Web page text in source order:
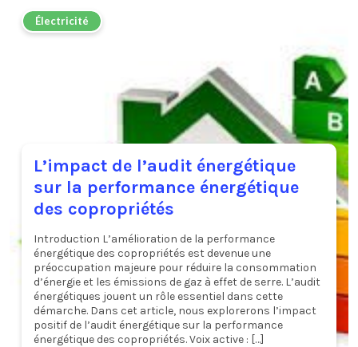
Électricité
L’impact de l’audit énergétique
sur la performance énergétique
des copropriétés
Introduction L’amélioration de la performance
énergétique des copropriétés est devenue une
préoccupation majeure pour réduire la consommation
d’énergie et les émissions de gaz à effet de serre. L’audit
énergétiques jouent un rôle essentiel dans cette
démarche. Dans cet article, nous explorerons l’impact
positif de l’audit énergétique sur la performance
énergétique des copropriétés. Voix active : […]